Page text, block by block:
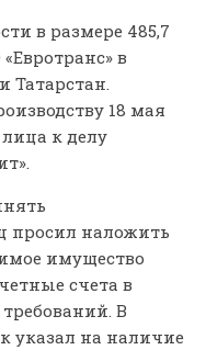
в размере 485,7
в
18 мая
лица к делу
просил наложить
имущество
счета в
В
указал на наличие